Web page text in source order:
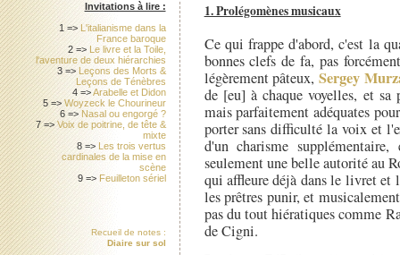
1. Prolégomènes musicaux
Ce qui frappe d'abord, c'est la
bonnes clefs de fa, pas
légèrement pâteux,Sergey
de [eu] à chaque voyelles, et
mais parfaitement adéquates
porter sans difficulté la voix et
d'un charisme
seulement une belle autorité au
qui affleure déjà dans le livret et
les prêtres punir, et
pas du tout hiératiques comme
de Cigni.
Invitations à lire :
1 => L'italianisme dans la
France baroque
2 => Le livre et la Toile,
l'aventure de deux hiérarchies
3 => Leçons des Morts &
Leçons de Ténèbres
4 =>Arabelle et Didon
5 =>Woyzeck le Chourineur
6 => Nasal ou engorgé ?
7 =>Voix de poitrine, de tête &
mixte
8 => Les trois vertus
cardinales de la mise en
scène
9 => Feuilleton sériel
Recueil de notes :
Diaire sur sol